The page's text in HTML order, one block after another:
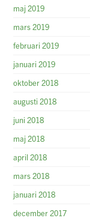
maj 2019
mars 2019
februari 2019
januari 2019
oktober 2018
augusti 2018
juni 2018
maj 2018
april 2018
mars 2018
januari 2018
december 2017